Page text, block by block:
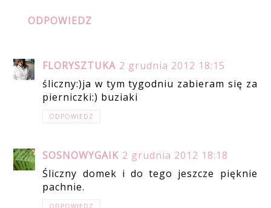
ODPOWIEDZ
FLORYSZTUKA 2 grudnia 2012 18:15
śliczny:)ja w tym tygodniu zabieram się za
pierniczki:) buziaki
ODPOWIEDZ
SOSNOWYGAIK 2 grudnia 2012 18:18
Śliczny domek i do tego jeszcze pięknie
pachnie.
ODPOWIEDZ